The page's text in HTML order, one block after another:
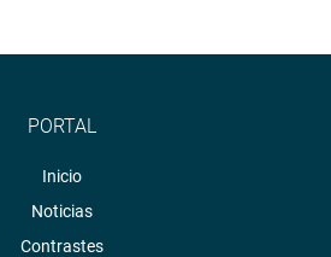
PORTAL
Inicio
Noticias
Contrastes